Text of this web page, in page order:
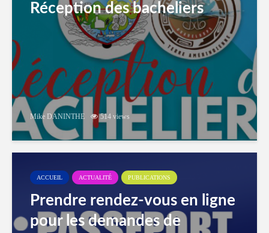
Réception des bacheliers
Mike DANINTHE 514 views
ACCUEIL ACTUALITÉ PUBLICATIONS
Prendre rendez-vous en ligne
pour les demandes de